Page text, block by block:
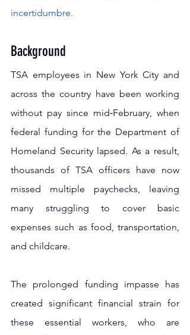
incertidumbre.
Background
TSA employees in New York City and
across the country have been working
without pay since mid‑February, when
federal funding for the Department of
Homeland Security lapsed. As a result,
thousands of TSA officers have now
missed multiple paychecks, leaving
many struggling to cover basic
expenses such as food, transportation,
and childcare.
The prolonged funding impasse has
created significant financial strain for
these essential workers, who are